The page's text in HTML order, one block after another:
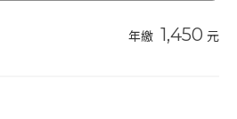
年繳 1,450 元